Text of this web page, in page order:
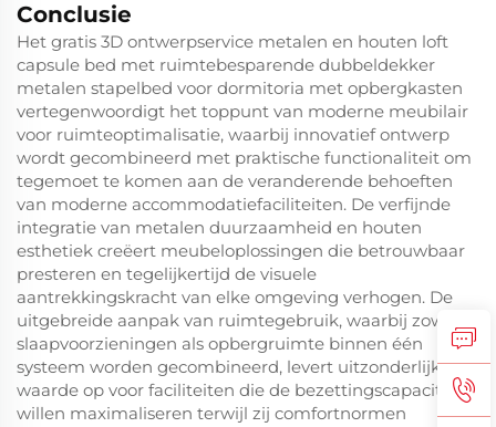
Conclusie
Het gratis 3D ontwerpservice metalen en houten loft
capsule bed met ruimtebesparende dubbeldekker
metalen stapelbed voor dormitoria met opbergkasten
vertegenwoordigt het toppunt van moderne meubilair
voor ruimteoptimalisatie, waarbij innovatief ontwerp
wordt gecombineerd met praktische functionaliteit om
tegemoet te komen aan de veranderende behoeften
van moderne accommodatiefaciliteiten. De verfijnde
integratie van metalen duurzaamheid en houten
esthetiek creëert meubeloplossingen die betrouwbaar
presteren en tegelijkertijd de visuele
aantrekkingskracht van elke omgeving verhogen. De
uitgebreide aanpak van ruimtegebruik, waarbij zowel
slaapvoorzieningen als opbergruimte binnen één
systeem worden gecombineerd, levert uitzonderlijke
waarde op voor faciliteiten die de bezettingscapaciteit
willen maximaliseren terwijl zij comfortnormen